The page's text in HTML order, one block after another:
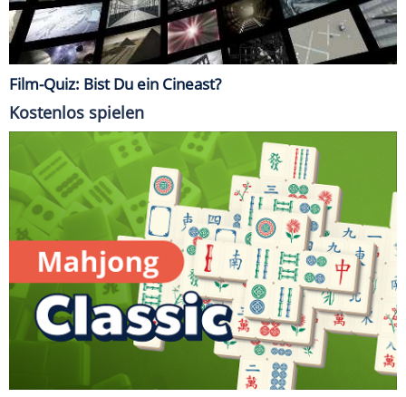
Film-Quiz: Bist Du ein Cineast?
Kostenlos spielen